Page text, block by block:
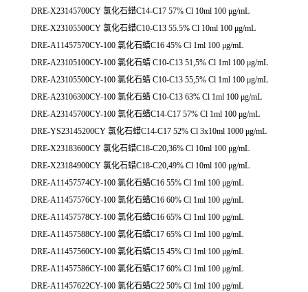
DRE-X23145700CY 氯化石蜡C14-C17 57% Cl 10ml 100 μg/mL
DRE-X23105500CY 氯化石蜡C10-C13 55.5% Cl 10ml 100 μg/mL
DRE-A11457570CY-100 氯化石蜡C16 45% Cl 1ml 100 μg/mL
DRE-A23105100CY-100 氯化石蜡 C10-C13 51,5% Cl 1ml 100 μg/mL
DRE-A23105500CY-100 氯化石蜡 C10-C13 55,5% Cl 1ml 100 μg/mL
DRE-A23106300CY-100 氯化石蜡 C10-C13 63% Cl 1ml 100 μg/mL
DRE-A23145700CY-100 氯化石蜡C14-C17 57% Cl 1ml 100 μg/mL
DRE-YS23145200CY 氯化石蜡C14-C17 52% Cl 3x10ml 1000 μg/mL
DRE-X23183600CY 氯化石蜡C18-C20,36% Cl 10ml 100 μg/mL
DRE-X23184900CY 氯化石蜡C18-C20,49% Cl 10ml 100 μg/mL
DRE-A11457574CY-100 氯化石蜡C16 55% Cl 1ml 100 μg/mL
DRE-A11457576CY-100 氯化石蜡C16 60% Cl 1ml 100 μg/mL
DRE-A11457578CY-100 氯化石蜡C16 65% Cl 1ml 100 μg/mL
DRE-A11457588CY-100 氯化石蜡C17 65% Cl 1ml 100 μg/mL
DRE-A11457560CY-100 氯化石蜡C15 45% Cl 1ml 100 μg/mL
DRE-A11457586CY-100 氯化石蜡C17 60% Cl 1ml 100 μg/mL
DRE-A11457622CY-100 氯化石蜡C22 50% Cl 1ml 100 μg/mL